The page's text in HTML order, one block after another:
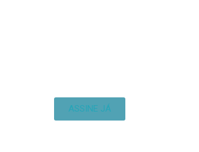
ASSINE JÁ